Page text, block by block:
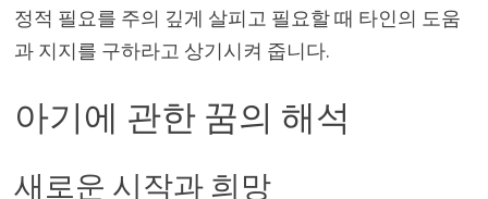
정적 필요를 주의 깊게 살피고 필요할 때 타인의 도움
과 지지를 구하라고 상기시켜 줍니다.
아기에 관한 꿈의 해석
새로운 시작과 희망